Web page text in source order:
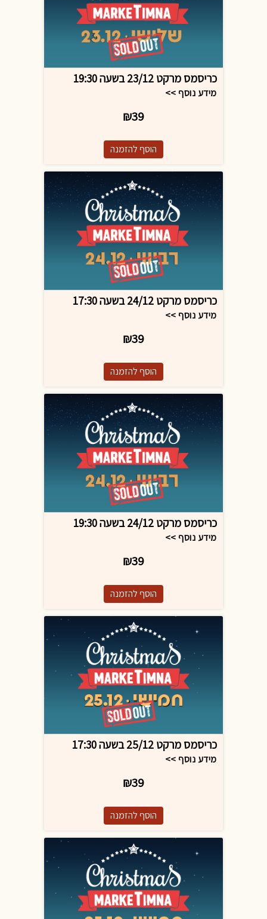
כריסמס מרקט 23/12 בשעה 19:30
מידע נוסף >>
₪39
כריסמס מרקט 24/12 בשעה 17:30
מידע נוסף >>
₪39
כריסמס מרקט 24/12 בשעה 19:30
מידע נוסף >>
₪39
כריסמס מרקט 25/12 בשעה 17:30
מידע נוסף >>
₪39